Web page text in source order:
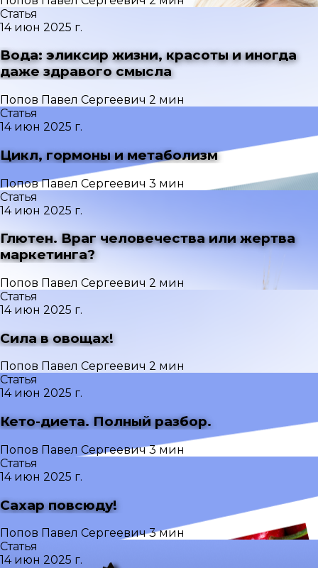
Статья
14 июн 2025 г.
Вода: эликсир жизни, красоты и иногда
даже здравого смысла
Попов Павел Сергеевич 2 мин
Статья
14 июн 2025 г.
Цикл, гормоны и метаболизм
Попов Павел Сергеевич 3 мин
Статья
14 июн 2025 г.
Глютен. Враг человечества или жертва
маркетинга?
Попов Павел Сергеевич 2 мин
Статья
14 июн 2025 г.
Сила в овощах!
Попов Павел Сергеевич 2 мин
Статья
14 июн 2025 г.
Кето-диета. Полный разбор.
Попов Павел Сергеевич3 мин
Статья
14 июн 2025 г.
Сахар повсюду!
Попов Павел Сергеевич3 мин
Статья
14 июн 2025 г.